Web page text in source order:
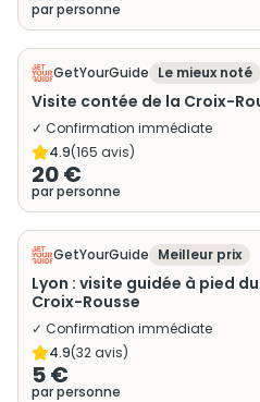
par personne
GetYourGuide Le mieux noté
Visite contée de la Croix-
✓ Confirmation immédiate
4.9(165 avis)
20 €
par personne
GetYourGuide Meilleur prix
Lyon : visite guidée à pied
Croix-Rousse
✓ Confirmation immédiate
4.9(32avis)
5 €
par personne